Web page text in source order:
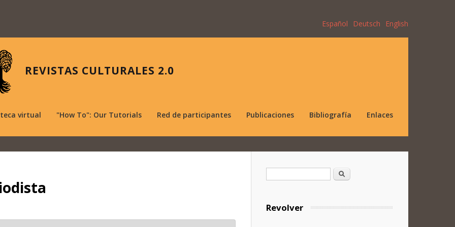
Español Deutsch English
REVISTAS CULTURALES 2.0
virtual "How To": Our Tutorials Red de participantes Publicaciones Bibliografía Enlaces
Formulario de búsqueda
Buscar
Revolver